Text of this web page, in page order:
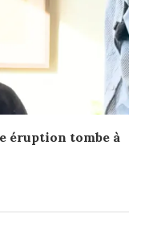
éruption tombe à